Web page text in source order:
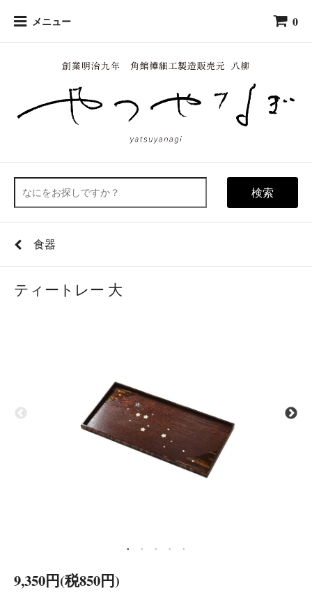
メニュー 0
検索
食器
ティートレー 大
9,350円(税850円)